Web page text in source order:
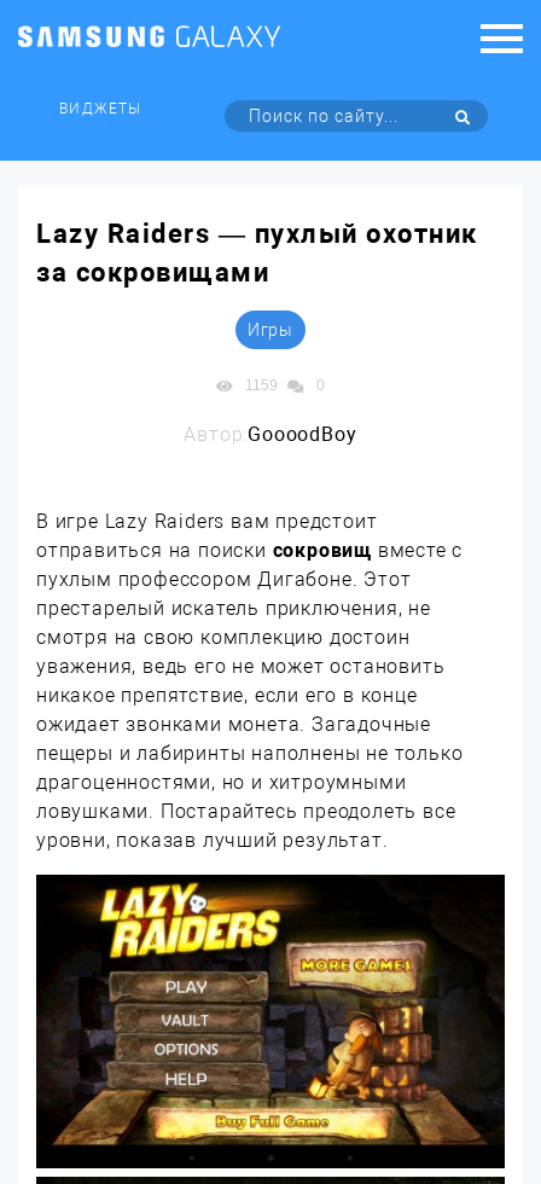
ВИДЖЕТЫ
Lazy Raiders — пухлый охотник
за сокровищами
Игры
1159 0
Автор:GoooodBoy
В игре Lazy Raiders вам предстоит
отправиться на поиски сокровищ вместе с
пухлым профессором Дигабоне. Этот
престарелый искатель приключения, не
смотря на свою комплекцию достоин
уважения, ведь его не может остановить
никакое препятствие, если его в конце
ожидает звонками монета. Загадочные
пещеры и лабиринты наполнены не только
драгоценностями, но и хитроумными
ловушками. Постарайтесь преодолеть все
уровни, показав лучший результат.